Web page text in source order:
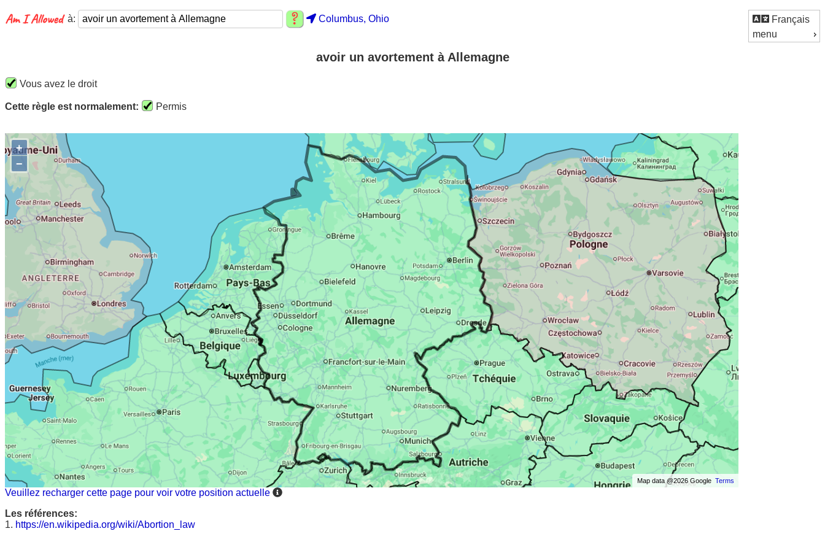
Français
menu
à: Columbus, Ohio
avoir un avortement à Allemagne
Vous avez le droit
Cette règle est normalement: Permis
+
−
Map data @2026 Google Terms
Veuillez recharger cette page pour voir votre position actuelle
Les références:
1. https://en.wikipedia.org/wiki/Abortion_law